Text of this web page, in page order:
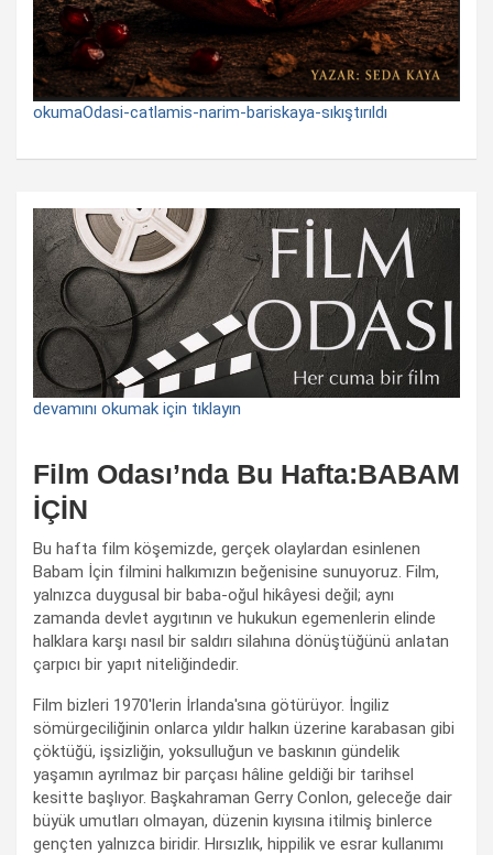
okumaOdasi-catlamis-narim-bariskaya-sıkıştırıldı
devamını okumak için tıklayın
Film Odası’nda Bu Hafta:BABAM
İÇİN
Bu hafta film köşemizde, gerçek olaylardan esinlenen
Babam İçin filmini halkımızın beğenisine sunuyoruz. Film,
yalnızca duygusal bir baba-oğul hikâyesi değil; aynı
zamanda devlet aygıtının ve hukukun egemenlerin elinde
halklara karşı nasıl bir saldırı silahına dönüştüğünü anlatan
çarpıcı bir yapıt niteliğindedir.
Film bizleri 1970'lerin İrlanda'sına götürüyor. İngiliz
sömürgeciliğinin onlarca yıldır halkın üzerine karabasan gibi
çöktüğü, işsizliğin, yoksulluğun ve baskının gündelik
yaşamın ayrılmaz bir parçası hâline geldiği bir tarihsel
kesitte başlıyor. Başkahraman Gerry Conlon, geleceğe dair
büyük umutları olmayan, düzenin kıyısına itilmiş binlerce
gençten yalnızca biridir. Hırsızlık, hippilik ve esrar kullanımı